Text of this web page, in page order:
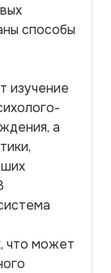
способы
изучение
а
что может